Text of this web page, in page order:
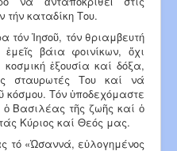
τήν καταδίκη Του.
Ἰησοῦ, τόν θριαμβευτή
βάια φοινίκων, ὄχι
ἐξουσία καί δόξα,
σταυρωτές Του καί νά
κόσμου. Τόν ὑποδεχόμαστε
ὁ Βασιλέας τῆς ζωῆς καί ὁ
Κύριος καί Θεός μας.
«Ὠσαννά, εὐλογημένος